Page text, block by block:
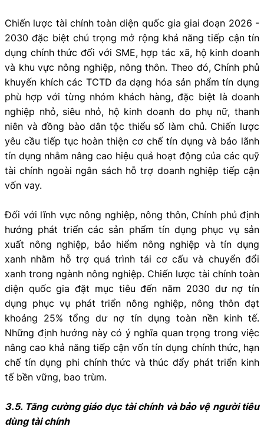
Chiến lược tài chính toàn diện quốc gia giai đoạn 2026 -
2030 đặc biệt chú trọng mở rộng khả năng tiếp cận tín
dụng chính thức đối với SME, hợp tác xã, hộ kinh doanh
và khu vực nông nghiệp, nông thôn. Theo đó, Chính phủ
khuyến khích các TCTD đa dạng hóa sản phẩm tín dụng
phù hợp với từng nhóm khách hàng, đặc biệt là doanh
nghiệp nhỏ, siêu nhỏ, hộ kinh doanh do phụ nữ, thanh
niên và đồng bào dân tộc thiểu số làm chủ. Chiến lược
yêu cầu tiếp tục hoàn thiện cơ chế tín dụng và bảo lãnh
tín dụng nhằm nâng cao hiệu quả hoạt động của các quỹ
tài chính ngoài ngân sách hỗ trợ doanh nghiệp tiếp cận
vốn vay.
Đối với lĩnh vực nông nghiệp, nông thôn, Chính phủ định
hướng phát triển các sản phẩm tín dụng phục vụ sản
xuất nông nghiệp, bảo hiểm nông nghiệp và tín dụng
xanh nhằm hỗ trợ quá trình tái cơ cấu và chuyển đổi
xanh trong ngành nông nghiệp. Chiến lược tài chính toàn
diện quốc gia đặt mục tiêu đến năm 2030 dư nợ tín
dụng phục vụ phát triển nông nghiệp, nông thôn đạt
khoảng 25% tổng dư nợ tín dụng toàn nền kinh tế.
Những định hướng này có ý nghĩa quan trọng trong việc
nâng cao khả năng tiếp cận vốn tín dụng chính thức, hạn
chế tín dụng phi chính thức và thúc đẩy phát triển kinh
tế bền vững, bao trùm.
3.5. Tăng cường giáo dục tài chính và bảo vệ người tiêu
dùng tài chính